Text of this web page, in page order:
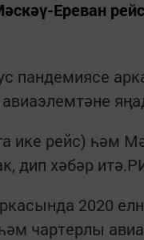
Ереван
пандемиясе
ике рейс) һәм
дип хәбәр
2020
чартерлы